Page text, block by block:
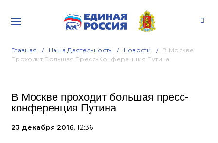
Главная Наша Деятельность Новости
В Москве
Проходит Большая Пресс-Конференция Путина
В Москве проходит большая пресс-
конференция Путина
23 декабря 2016, 12:36